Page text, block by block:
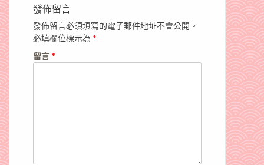
發佈留言
發佈留言必須填寫的電子郵件地址不會公開。
必填欄位標示為 *
留言 *